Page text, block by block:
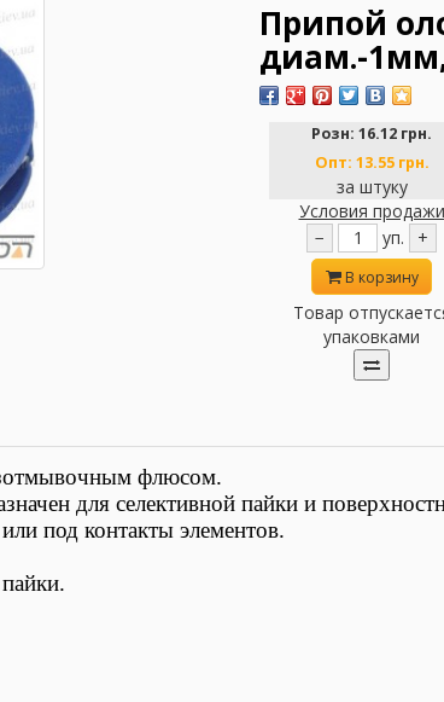
Припой
диам.-
Розн: 16.12 грн.
Опт: 13.55 грн.
за штуку
Условия продажи
−
уп. +
В корзину
Товар
упаковками
флюсом.
для селективной пайки и
под контакты элементов.